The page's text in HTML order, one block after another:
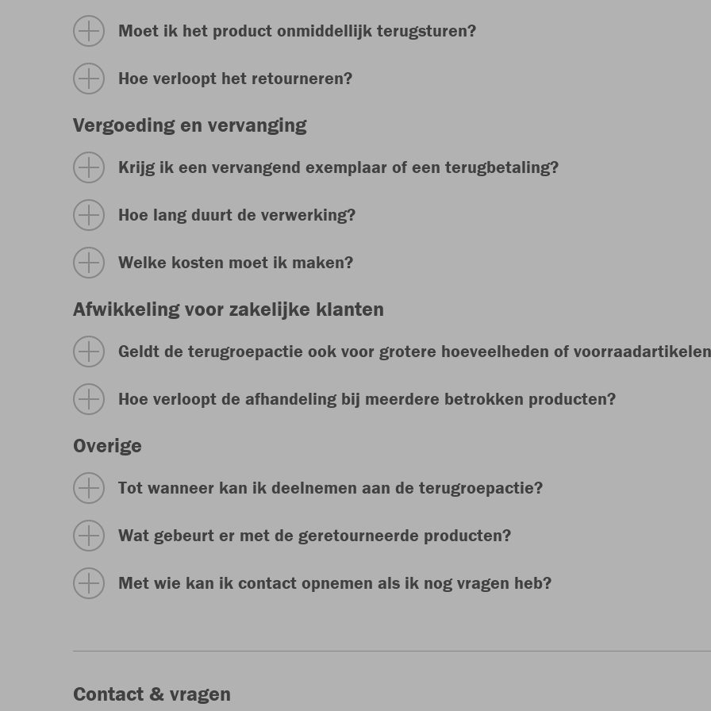
Moet ik het product onmiddellijk terugsturen?
Hoe verloopt het retourneren?
Vergoeding en vervanging
Krijg ik een vervangend exemplaar of een terugbetaling?
Hoe lang duurt de verwerking?
Welke kosten moet ik maken?
Afwikkeling voor zakelijke klanten
Geldt de terugroepactie ook voor grotere hoeveelheden of
Hoe verloopt de afhandeling bij meerdere betrokken producten?
Overige
Tot wanneer kan ik deelnemen aan de terugroepactie?
Wat gebeurt er met de geretourneerde producten?
Met wie kan ik contact opnemen als ik nog vragen heb?
Contact & vragen